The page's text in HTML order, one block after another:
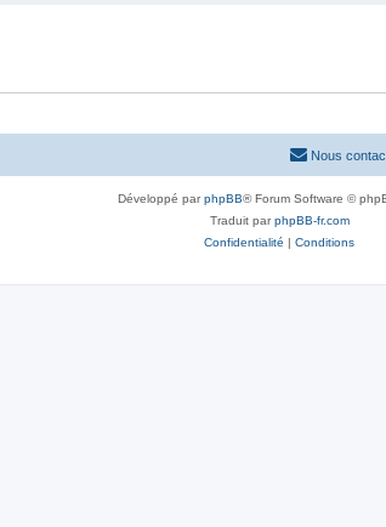
Nous
Développé parphpBB® Forum Software ©
Traduit parphpBB-fr.com
Confidentialité | Conditions